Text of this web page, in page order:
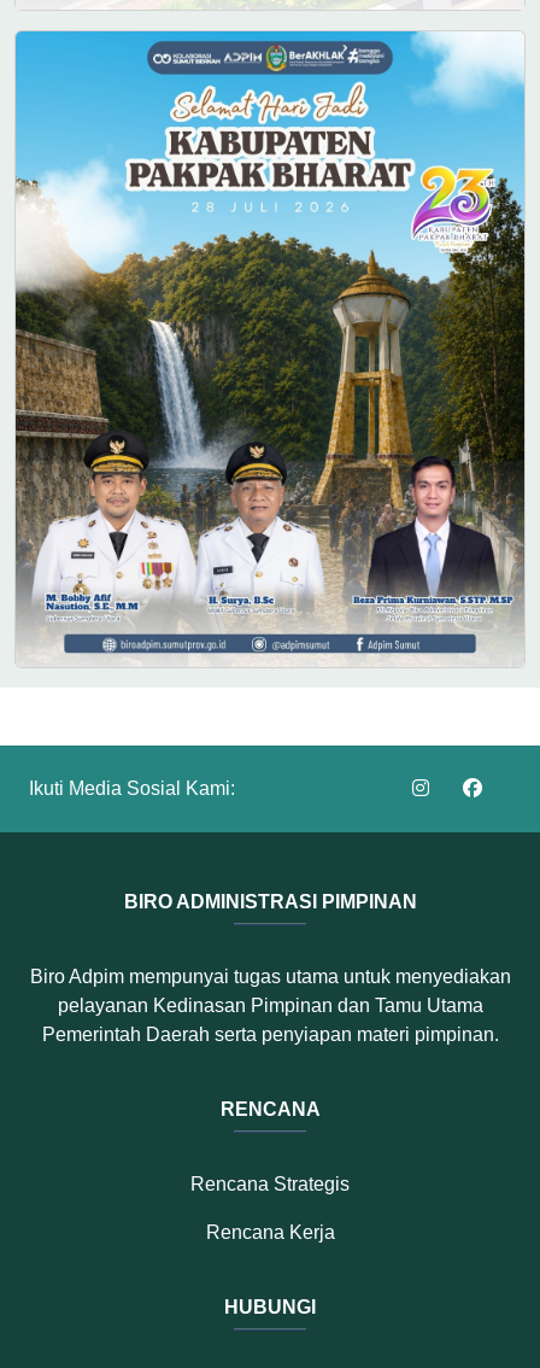
Ikuti Media Sosial Kami:
BIRO ADMINISTRASI PIMPINAN
Biro Adpim mempunyai tugas utama untuk menyediakan
pelayanan Kedinasan Pimpinan dan Tamu Utama
Pemerintah Daerah serta penyiapan materi pimpinan.
RENCANA
Rencana Strategis
Rencana Kerja
HUBUNGI